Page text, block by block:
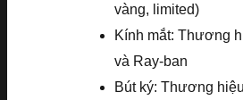
vàng, limited)
Kính mắt: Thương
và Ray-ban
Bút ký: Thương